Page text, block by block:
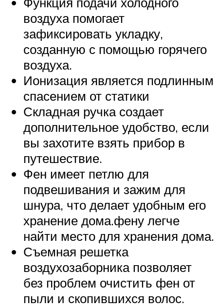
воздуха помогает
зафиксировать укладку,
созданную с помощью горячего
воздуха.
Ионизация является подлинным
спасением от статики
Складная ручка создает
дополнительное удобство, если
вы захотите взять прибор в
путешествие.
Фен имеет петлю для
подвешивания и зажим для
шнура, что делает удобным его
хранение дома.фену легче
найти место для хранения дома.
Съемная решетка
воздухозаборника позволяет
без проблем очистить фен от
пыли и скопившихся волос.